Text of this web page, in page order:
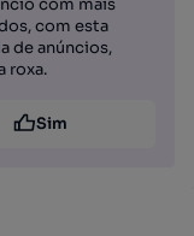
com mais
com esta
de anúncios,
roxa.
Sim